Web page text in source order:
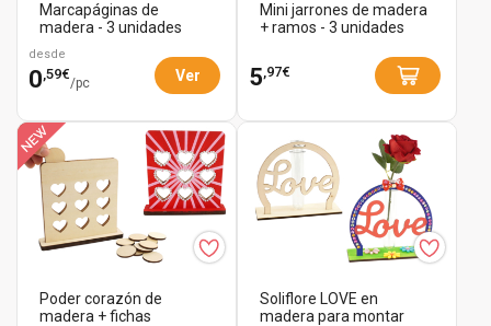
Marcapáginas de
madera - 3 unidades
desde
0,59€
/pc Ver
Mini jarrones de madera
+ ramos - 3 unidades
5 ,97€
Poder corazón de
madera + fichas
Soliflore LOVE en
madera para montar